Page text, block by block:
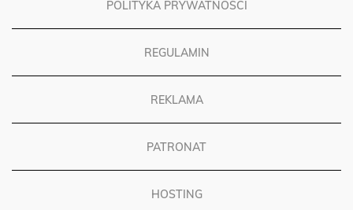
POLITYKA PRYWATNOŚCI
REGULAMIN
REKLAMA
PATRONAT
HOSTING